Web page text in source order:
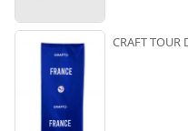
CRAFT TOUR